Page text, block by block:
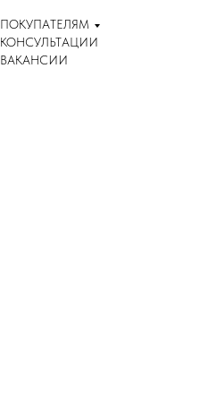
ПОКУПАТЕЛЯМ
КОНСУЛЬТАЦИИ
ВАКАНСИИ